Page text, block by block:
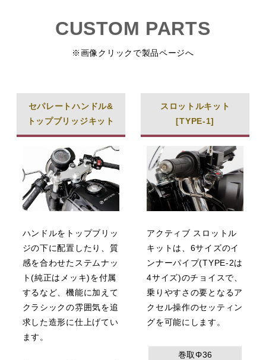
CUSTOM PARTS
※画像クリックで製品ページへ
セパレートハンドル&
トップブリッジキット
ハンドルをトップブリッ
ジの下に配置したり、質
感を合わせたステムナッ
ト(純正はメッキ)を付属
するなど、機能に加えて
クラシックの雰囲気を追
求した造形に仕上げてい
ます。
スロットルキット
[TYPE-1]
アクティブ スロットル
キットは、6サイズのイ
ンナーパイプ(TYPE-2は
4サイズ)のチョイスで、
乗りやすさの要となるア
クセル操作のセッティン
グを可能にします。
巻取Φ36